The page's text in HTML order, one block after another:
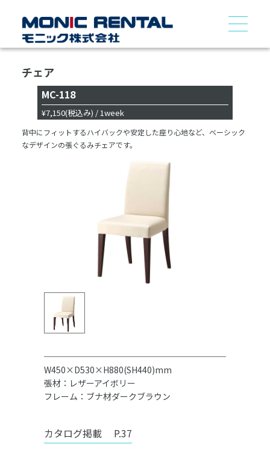
チェア
MC-118
¥7,150(税込み) / 1week
背中にフィットするハイバックや安定した座り心地など、ベーシック
なデザインの張ぐるみチェアです。
W450×D530×H880(SH440)mm
張材：レザーアイボリー
フレーム：ブナ材ダークブラウン
カタログ掲載 P.37